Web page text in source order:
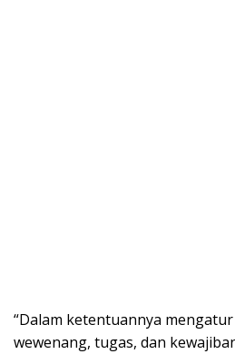
“Dalam ketentuannya
wewenang, tugas, dan